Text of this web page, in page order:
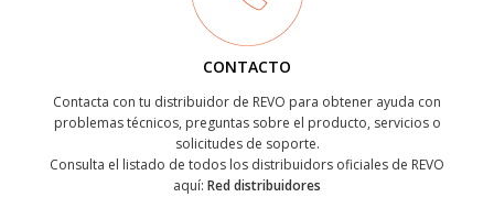
CONTACTO
Contacta con tu distribuidor de REVO para obtener ayuda con
problemas técnicos, preguntas sobre el producto, servicios o
solicitudes de soporte.
Consulta el listado de todos los distribuidors oficiales de REVO
aquí: Red distribuidores